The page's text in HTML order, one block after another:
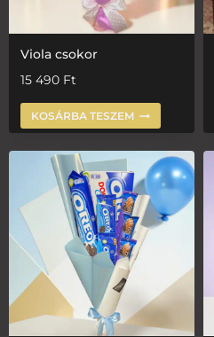
Viola csokor
15 490 Ft
KOSÁRBA TESZEM